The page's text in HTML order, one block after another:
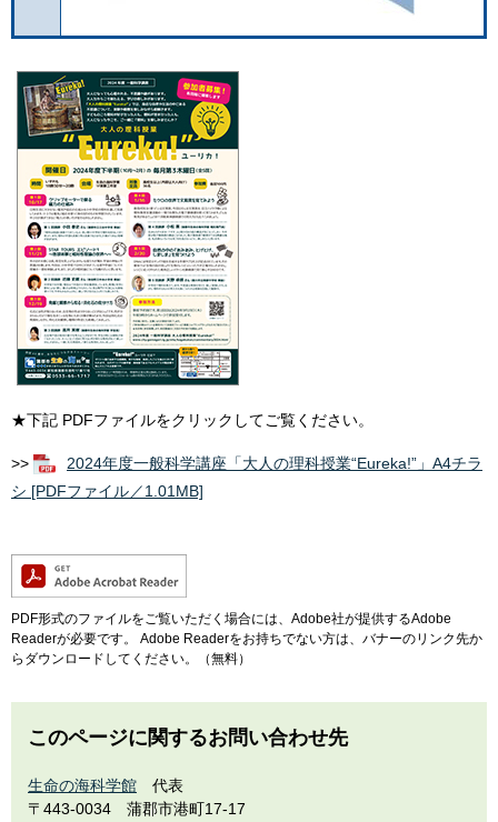
★下記 PDFファイルをクリックしてご覧ください。
>>
2024年度一般科学講座「大人の理科授業“Eureka!”」A4チラ
シ [PDFファイル／1.01MB]
PDF形式のファイルをご覧いただく場合には、Adobe社が提供するAdobe
Readerが必要です。
Adobe Readerをお持ちでない方は、バナーのリンク先か
らダウンロードしてください。（無料）
このページに関するお問い合わせ先
生命の海科学館
代表
〒443-0034
蒲郡市港町17-17